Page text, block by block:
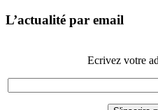
L’actualité par email
Ecrivez votre